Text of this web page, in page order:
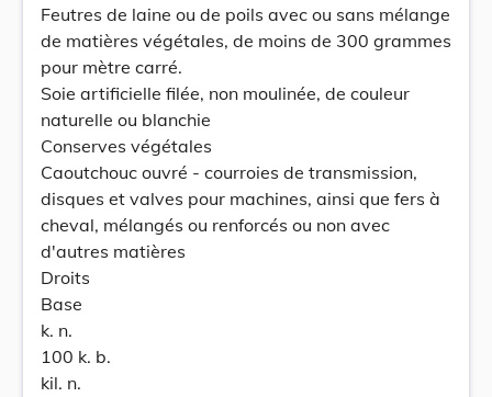
Feutres de laine ou de poils avec ou sans mélange
de matières végétales, de moins de 300 grammes
pour mètre carré.
Soie artificielle filée, non moulinée, de couleur
naturelle ou blanchie
Conserves végétales
Caoutchouc ouvré - courroies de transmission,
disques et valves pour machines, ainsi que fers à
cheval, mélangés ou renforcés ou non avec
d'autres matières
Droits
Base
k. n.
100 k. b.
kil. n.